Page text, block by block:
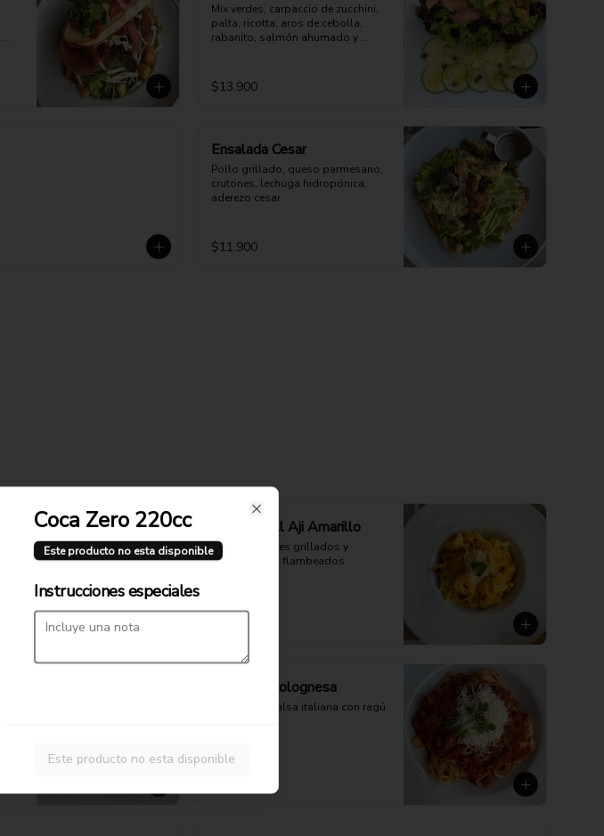
Mix verdes, carpaccio de zucchini,
palta, ricotta, aros de cebolla,
rabanito, salmón ahumado y
$13.900
Ensalada Cesar
Pollo grillado, queso parmesano,
crutones, lechuga hidropónica,
aderezo cesar
$11.900
Fetuccini Al Aji Amarillo
Con camarones grillados y
champiñones flambeados
Fetuccini Bolognesa
Tradicional salsa italiana con ragú
Coca Zero 220cc
Este producto no esta disponible
Instrucciones especiales
Este producto no esta disponible
Close